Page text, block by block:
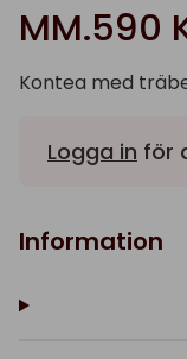
MM.590
Kontea med
Logga in för
Information